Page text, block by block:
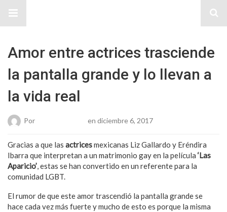
Amor entre actrices trasciende
la pantalla grande y lo llevan a
la vida real
Por en diciembre 6, 2017
Gracias a que las actricesmexicanas Liz Gallardo y Eréndira
Ibarra que interpretan a un matrimonio gay en la película ‘Las
Aparicio’, estas se han convertido en un referente para la
comunidad LGBT.
El rumor de que este amor trascendió la pantalla grande se
hace cada vez más fuerte y mucho de esto es porque la misma